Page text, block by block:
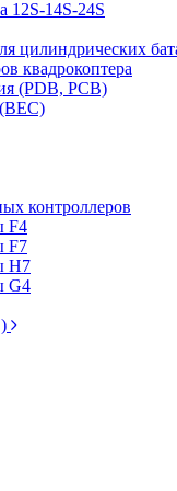
12S-14S-24S
цилиндрических
квадрокоптера
(PDB, PCB)
контроллеров
F4
F7
H7
G4